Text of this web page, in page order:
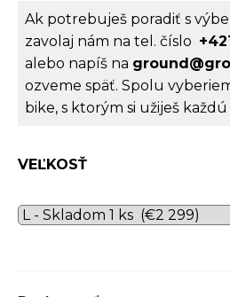
hviezdičiek.
Ak potrebuješ poradiť s
zavolaj nám na tel. číslo
alebo napíš na
ozveme späť. Spolu
bike, s ktorým si užiješ
VEĽKOSŤ
O
d
p
o
č
m